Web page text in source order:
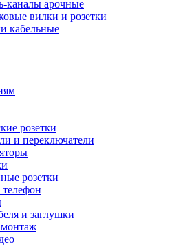
каналы арочные
вилки и розетки
кабельные
розетки
и переключатели
розетки
и заглушки